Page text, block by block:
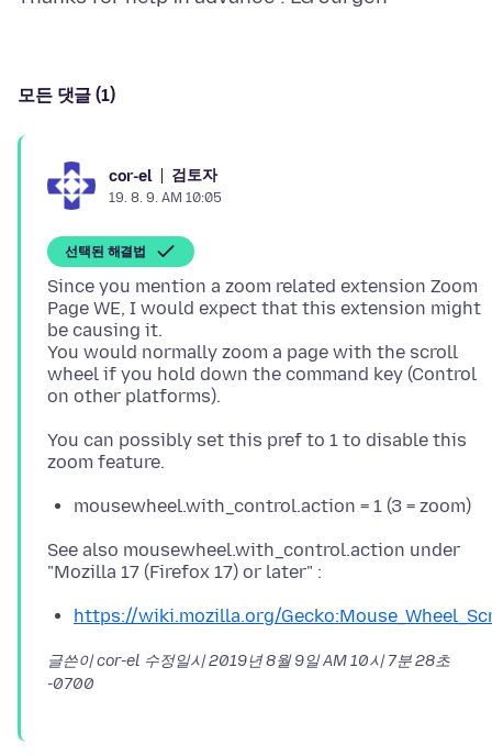
모든 댓글 (1)
cor-el 검토자
19. 8. 9. AM 10:05
선택된 해결법
Since you mention a zoom related extension Zoom
Page WE, I would expect that this extension might
be causing it.
You would normally zoom a page with the scroll
wheel if you hold down the command key (Control
You can possibly set this pref to 1 to disable this
mousewheel.with_control.action = 1 (3 = zoom)
See also mousewheel.with_control.action under
https://wiki.mozilla.org/
글쓴이 cor-el 수정일시2019년 8월 9일 AM 10시 7분 28초
-0700